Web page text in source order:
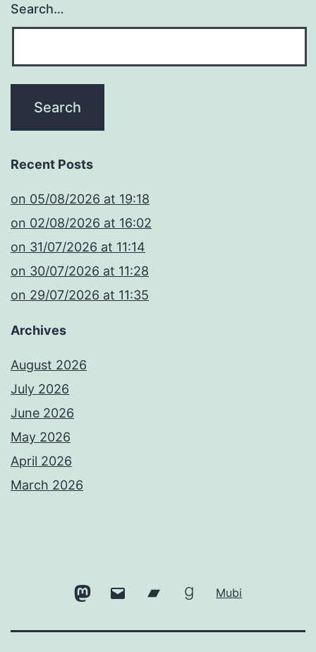
Search…
Recent Posts
​on 05/08/2026 at 19:18
​on 02/08/2026 at 16:02
​on 31/07/2026 at 11:14
​on 30/07/2026 at 11:28
​on 29/07/2026 at 11:35
Archives
August 2026
July 2026
June 2026
May 2026
April 2026
March 2026
MastodonEmail BandcampGoodreads
Mubi